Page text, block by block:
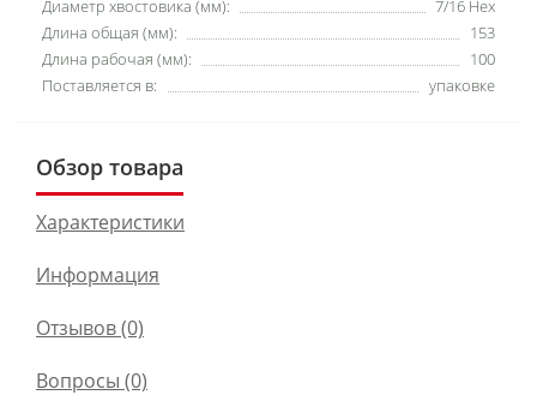
Диаметр хвостовика (мм):
7/16 Hex
Длина общая (мм):
153
Длина рабочая (мм):
100
Поставляется в:
упаковке
Обзор товара
Характеристики
Информация
Отзывов (0)
Вопросы (0)